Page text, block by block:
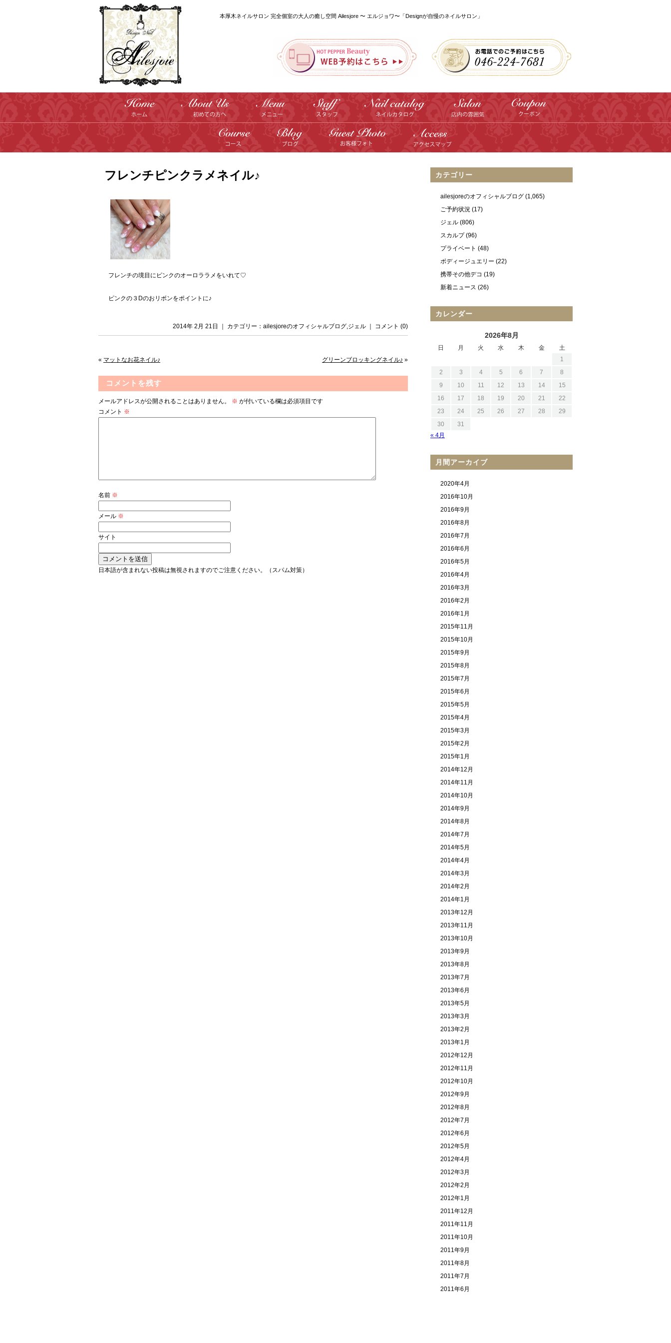
本厚木ネイルサロン 完全個室の大人の癒し空間 Ailesjore 〜 エルジョワ〜「Designが自慢のネイルサロン」
フレンチピンクラメネイル♪
フレンチの境目にピンクのオーロララメをいれて♡
ピンクの３Dのおリボンをポイントに♪
2014年 2月 21日 ｜ カテゴリー： ailesjoreのオフィシャルブログ,ジェル コメント (0)
« マットなお花ネイル♪ グリーンブロッキングネイル♪ »
コメントを残す
メールアドレスが公開されることはありません。 ※ が付いている欄は必須項目です
コメント ※
名前 ※
メール ※
サイト
日本語が含まれない投稿は無視されますのでご注意ください。（スパム対策）
カテゴリー
ailesjoreのオフィシャルブログ (1,065)
ご予約状況 (17)
ジェル (806)
スカルプ(96)
プライベート (48)
ボディージュエリー (22)
携帯その他デコ (19)
新着ニュース (26)
カレンダー
2026年8月
日 月 火 水 木 金
土
1
2
3 4 5 6 7
8
9
10 11 12 13 14
15
16
17 18 19 20 21
22
23
24 25 26 27 28
29
30
31
« 4月
月間アーカイブ
2020年4月
2016年10月
2016年9月
2016年8月
2016年7月
2016年6月
2016年5月
2016年4月
2016年3月
2016年2月
2016年1月
2015年11月
2015年10月
2015年9月
2015年8月
2015年7月
2015年6月
2015年5月
2015年4月
2015年3月
2015年2月
2015年1月
2014年12月
2014年11月
2014年10月
2014年9月
2014年8月
2014年7月
2014年5月
2014年4月
2014年3月
2014年2月
2014年1月
2013年12月
2013年11月
2013年10月
2013年9月
2013年8月
2013年7月
2013年6月
2013年5月
2013年3月
2013年2月
2013年1月
2012年12月
2012年11月
2012年10月
2012年9月
2012年8月
2012年7月
2012年6月
2012年5月
2012年4月
2012年3月
2012年2月
2012年1月
2011年12月
2011年11月
2011年10月
2011年9月
2011年8月
2011年7月
2011年6月